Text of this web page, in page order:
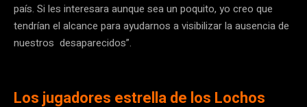
país. Si les interesara aunque sea un poquito, yo creo que
tendrían el alcance para ayudarnos a visibilizar la ausencia de
nuestros desaparecidos”.
Los jugadores estrella de los Lochos